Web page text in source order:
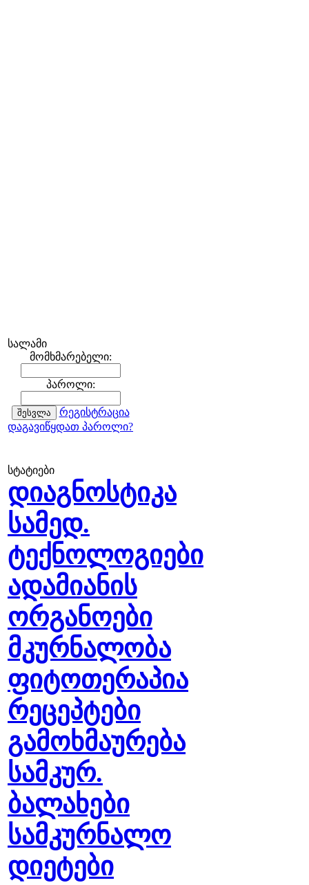
სალამი
მომხმარებელი:
პაროლი:
რეგისტრაცია
დაგავიწყდათ პაროლი?
სტატიები
დიაგნოსტიკა
სამედ.
ტექნოლოგიები
ადამიანის
ორგანოები
მკურნალობა
ფიტოთერაპია
რეცეპტები
გამოხმაურება
სამკურ.
ბალახები
სამკურნალო
დიეტები